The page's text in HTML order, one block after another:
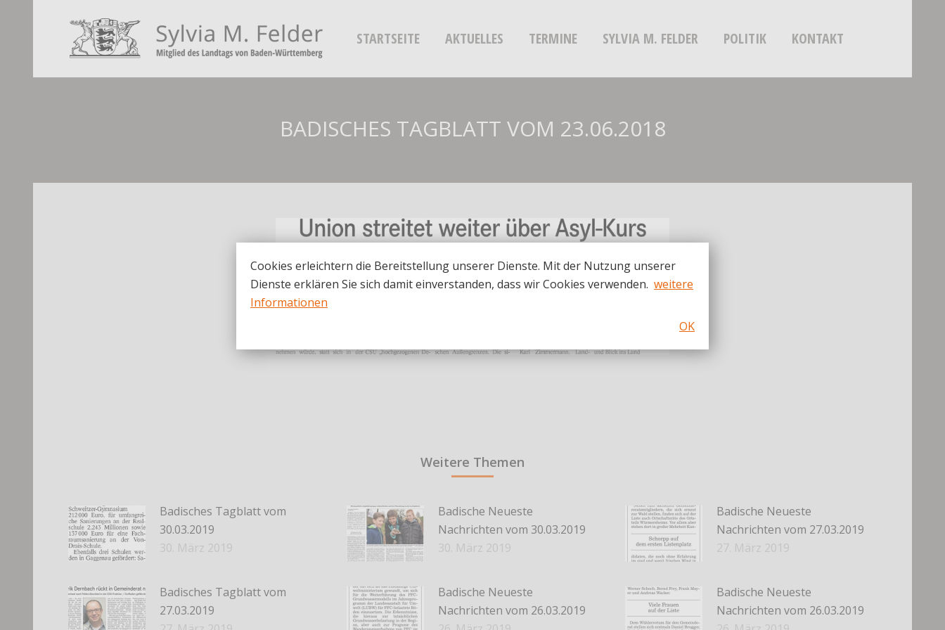
STARTSEITE AKTUELLES TERMINE SYLVIA M. FELDER POLITIK KONTAKT
BADISCHES TAGBLATT VOM 23.06.2018
Weitere Themen
Badisches Tagblatt vom
30.03.2019
30. März 2019
Badische Neueste
Nachrichten vom 30.03.2019
30. März 2019
Badische Neueste
Nachrichten vom 27.03.2019
27. März 2019
Badisches Tagblatt vom
27.03.2019
Badische Neueste
Nachrichten vom 26.03.2019
Badische Neueste
Nachrichten vom 26.03.2019
Cookies erleichtern die Bereitstellung unserer Dienste. Mit der Nutzung unserer
Dienste erklären Sie sich damit einverstanden, dass wir Cookies verwenden. weitere
Informationen
OK